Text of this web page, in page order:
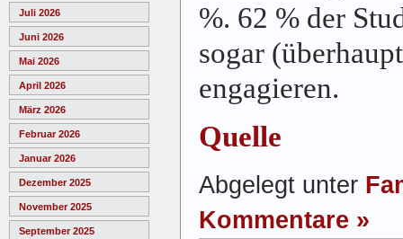
Juli 2026
Juni 2026
Mai 2026
April 2026
März 2026
Februar 2026
Januar 2026
Dezember 2025
November 2025
September 2025
%. 62 % der
sogar
engagieren.
Quelle
Abgelegt unter
Kommentare »